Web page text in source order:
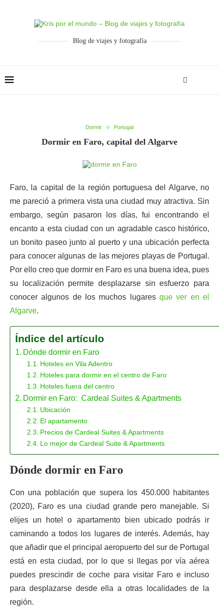
Blog de viajes y fotografía
Dormir Portugal
Dormir en Faro, capital del Algarve
Faro, la capital de la región portuguesa del Algarve, no
me pareció a primera vista una ciudad muy atractiva. Sin
embargo, según pasaron los días, fui encontrando el
encanto a esta ciudad con un agradable casco histórico,
un bonito paseo junto al puerto y una ubicación perfecta
para conocer algunas de las mejores playas de Portugal.
Por ello creo que dormir en Faro es una buena idea, pues
su localización permite desplazarse sin esfuerzo para
conocer algunos de los muchos lugares que ver en el
Algarve.
Índice del artículo
Dónde dormir en Faro
Hoteles en Vila Adentro
Hoteles para dormir en el centro de Faro
Hoteles fuera del centro
Dormir en Faro: Cardeal Suites & Apartments
Ubicación
El apartamento
Precios de Cardeal Suites & Apartments
Lo mejor de Cardeal Suite & Apartments
Dónde dormir en Faro
Con una población que supera los 450.000 habitantes
(2020), Faro es una ciudad grande pero manejable. Si
elijes un hotel o apartamento bien ubicado podrás ir
caminando a todos los lugares de interés. Además, hay
que añadir que el principal aeropuerto del sur de Portugal
está en esta ciudad, por lo que si llegas por vía aérea
puedes prescindir de coche para visitar Faro e incluso
para desplazarse desde ella a otras localidades de la
región.